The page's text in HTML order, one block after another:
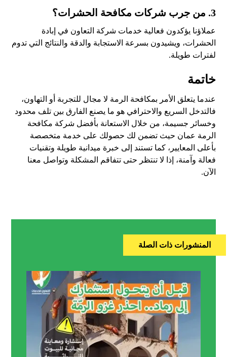
3. من جرب شركات مكافحة الحشرات؟
عملاؤنا يؤكدون فعالية خدمات شركة التعاون في إبادة
الحشرات، ويشيدون بسرعة الاستجابة والدقة والنتائج التي تدوم
لفترات طويلة.
خاتمة
عندما يتعلق الأمر بمكافحة الرمة لا مجال للتجربة أو التهاون،
فالتدخل السريع والاحترافي هو ما يصنع الفارق بين تلف محدود
وخسائر جسيمة، من خلال الاستعانة بأفضل شركة مكافحة
الرمة عمان حيث تضمن لك حصولك على خدمة متخصصة
بأعلى المعايير، كما تستند إلى خبرة ميدانية طويلة وتقنيات
فعالة وآمنة، إذا لا تنتظر حتى تتفاقم المشكلة وتواصل معنا
الآن.
المنشورات ذات الصلة